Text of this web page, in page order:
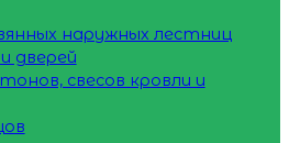
наружных лестниц
дверей
свесов кровли и